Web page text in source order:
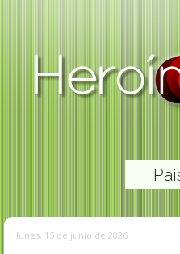
lunes, 15 de junio de 2026